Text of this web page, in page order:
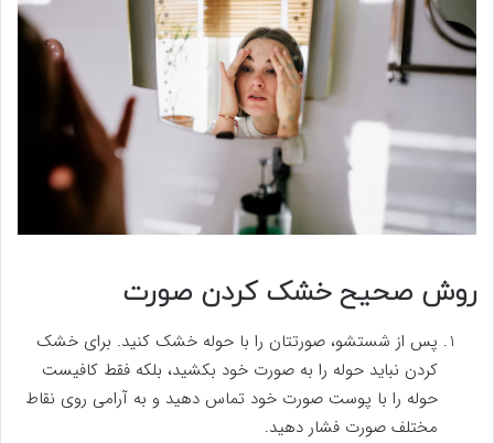
روش صحیح خشک کردن صورت
پس از شستشو، صورتتان را با حوله خشک کنید. برای خشک
کردن نباید حوله را به صورت خود بکشید، بلکه فقط کافیست
حوله را با پوست صورت خود تماس دهید و به آرامی روی نقاط
مختلف صورت فشار دهید.